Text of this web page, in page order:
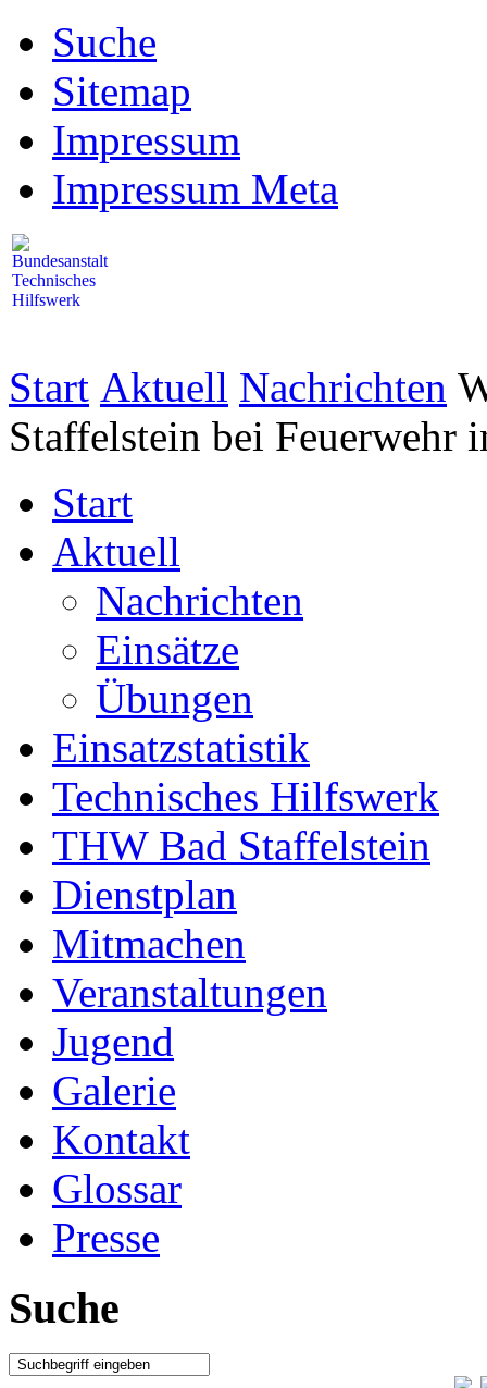
Suche
Sitemap
Impressum
Impressum Meta
Start Aktuell Nachrichten
Staffelstein bei Feuerwehr
Start
Aktuell
Nachrichten
Einsätze
Übungen
Einsatzstatistik
Technisches Hilfswerk
THW Bad Staffelstein
Dienstplan
Mitmachen
Veranstaltungen
Jugend
Galerie
Kontakt
Glossar
Presse
Suche